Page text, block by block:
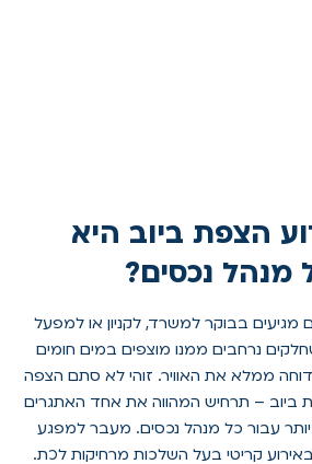
הצפת ביוב היא
מנהל נכסים?
מגיעים בבוקר למשרד, לקניון או למפעל
נרחבים ממנו מוצפים במים חומים
ממלא את האוויר. זוהי לא סתם הצפה
ביוב – תרחיש המהווה את אחד האתגרים
עבור כל מנהל נכסים. מעבר למפגע
קריטי בעל השלכות מרחיקות לכת.